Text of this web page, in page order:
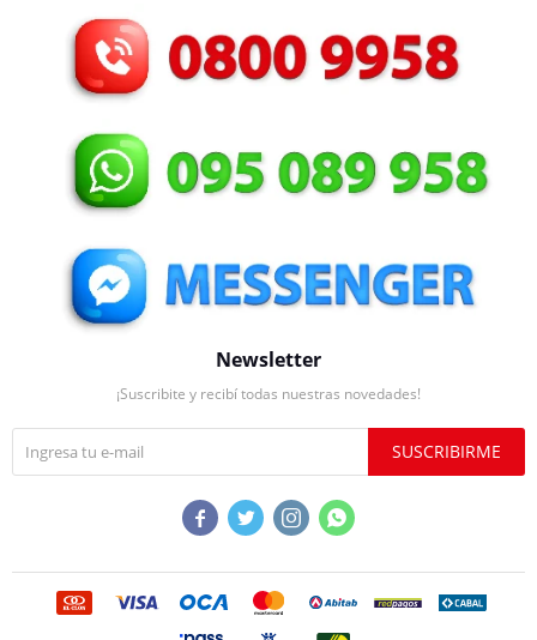
Newsletter
¡Suscribite y recibí todas nuestras novedades!
SUSCRIBIRME
   